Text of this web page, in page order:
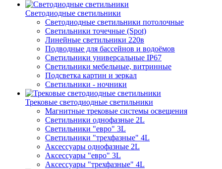
Светодиодные светильники
Светодиодные светильники потолочные
Светильники точечные (Spot)
Линейные светильники 220в
Подводные для бассейнов и водоёмов
Светильники универсальные IP67
Светильники мебельные, витринные
Подсветка картин и зеркал
Светильники - ночники
Трековые светодиодные светильники
Магнитные трековые системы освещения
Светильники однофазные 2L
Светильники "евро" 3L
Светильники "трехфазные" 4L
Аксессуары однофазные 2L
Аксессуары "евро" 3L
Аксессуары "трехфазные" 4L